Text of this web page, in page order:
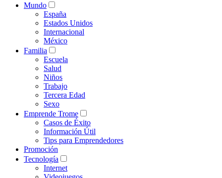
Mundo
España
Estados Unidos
Internacional
México
Familia
Escuela
Salud
Niños
Trabajo
Tercera Edad
Sexo
Emprende Trome
Casos de Éxito
Información Útil
Tips para Emprendedores
Promoción
Tecnología
Internet